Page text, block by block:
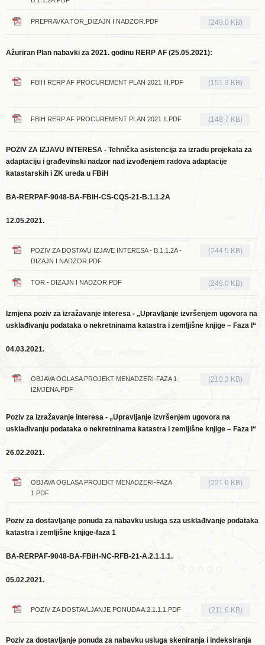
PREPRAVKA TOR_DIZAJN I NADZOR.PDF (249.0 KB)
Ažuriran Plan nabavki za 2021. godinu RERP AF (25.05.2021):
FBIH RERP AF PROCUREMENT PLAN 2021 III.PDF (151.3 KB)
FBIH RERP AF PROCUREMENT PLAN 2021 II.PDF (148.7 KB)
POZIV ZA IZJAVU INTERESA - Tehnička asistencija za izradu projekata za
adaptaciju i građevinski nadzor nad izvođenjem radova adaptacije
katastarskih i ZK ureda u FBiH
BA-RERPAF-9048-BA-FBiH-CS-CQS-21-B.1.1.2A
12.05.2021.
POZIV ZA DOSTAVU IZJAVE INTERESA - B.1.1.2A -
DIZAJN I NADZOR.PDF
(244.5 KB)
TOR - DIZAJN I NADZOR.PDF (249.0 KB)
Izmjena poziv za izražavanje interesa - „Upravljanje izvršenjem ugovora na
usklađivanju podataka o nekretninama katastra i zemljišne knjige – Faza I“
04.03.2021.
OBJAVA OGLASA PROJEKT MENADZERI-FAZA 1-
IZMJENA.PDF
(210.3 KB)
Poziv za izražavanje interesa - „Upravljanje izvršenjem ugovora na
usklađivanju podataka o nekretninama katastra i zemljišne knjige – Faza I“
26.02.2021.
OBJAVA OGLASA PROJEKT MENADZERI-FAZA
1.PDF
(221.6 KB)
Poziv za dostavljanje ponuda za nabavku usluga sza usklađivanje podataka
katastra i zemljišne knjige-faza 1
BA-RERPAF-9048-BA-FBiH-NC-RFB-21-A.2.1.1.1.
05.02.2021.
POZIV ZA DOSTAVLJANJE PONUDA A.2.1.1.1.PDF (211.6 KB)
Poziv za dostavljanje ponuda za nabavku usluga skeniranja i indeksiranja